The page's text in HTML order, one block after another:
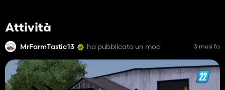
Attività
MrFarmTastic13 ha pubblicato un mod 3 mesi fa